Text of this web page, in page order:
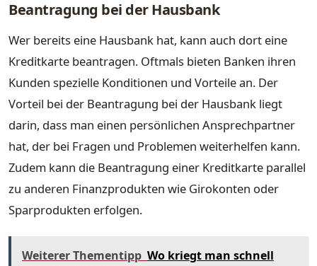
Beantragung bei der Hausbank
Wer bereits eine Hausbank hat, kann auch dort eine
Kreditkarte beantragen. Oftmals bieten Banken ihren
Kunden spezielle Konditionen und Vorteile an. Der
Vorteil bei der Beantragung bei der Hausbank liegt
darin, dass man einen persönlichen Ansprechpartner
hat, der bei Fragen und Problemen weiterhelfen kann.
Zudem kann die Beantragung einer Kreditkarte parallel
zu anderen Finanzprodukten wie Girokonten oder
Sparprodukten erfolgen.
Weiterer Thementipp Wo kriegt man schnell